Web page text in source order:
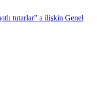
tutarlar” a ilişkin Genel